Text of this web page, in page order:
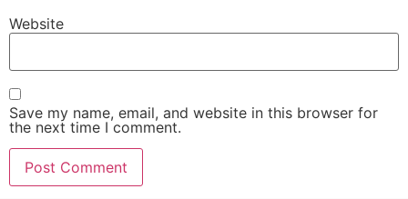
Website
Save my name, email, and website in this browser for
the next time I comment.